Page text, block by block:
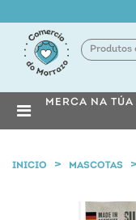
MERCA NA
INICIO MASCOTAS